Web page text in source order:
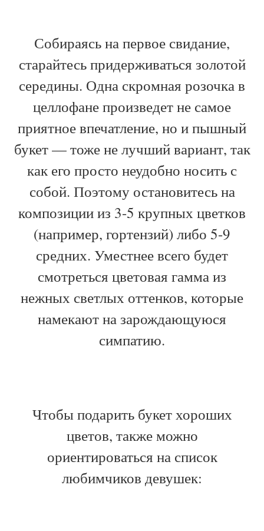
Собираясь на первое свидание,
старайтесь придерживаться золотой
середины. Одна скромная розочка в
целлофане произведет не самое
приятное впечатление, но и пышный
букет — тоже не лучший вариант, так
как его просто неудобно носить с
собой. Поэтому остановитесь на
композиции из 3-5 крупных цветков
(например, гортензий) либо 5-9
средних. Уместнее всего будет
смотреться цветовая гамма из
нежных светлых оттенков, которые
намекают на зарождающуюся
симпатию.
Чтобы подарить букет хороших
цветов, также можно
ориентироваться на список
любимчиков девушек: